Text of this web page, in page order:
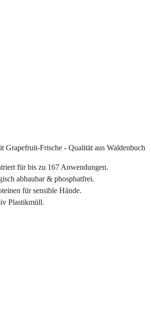
Frische - Qualität aus Waldenbuch
für bis zu 167 Anwendungen.
abbaubar & phosphatfrei.
für sensible Hände.
Plastikmüll.